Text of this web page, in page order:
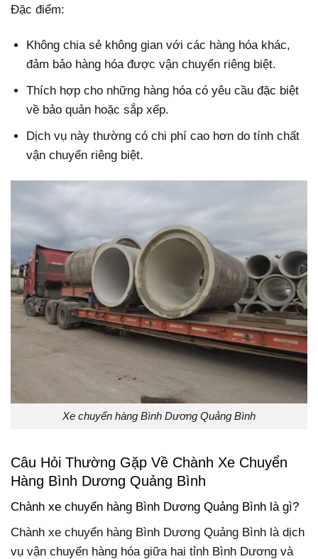
Đặc điểm:
Không chia sẻ không gian với các hàng hóa khác,
đảm bảo hàng hóa được vận chuyển riêng biệt.
Thích hợp cho những hàng hóa có yêu cầu đặc biệt
về bảo quản hoặc sắp xếp.
Dịch vụ này thường có chi phí cao hơn do tính chất
vận chuyển riêng biệt.
Xe chuyển hàng Bình Dương Quảng Bình
Câu Hỏi Thường Gặp Về Chành Xe Chuyển
Hàng Bình Dương Quảng Bình
Chành xe chuyển hàng Bình Dương Quảng Bình là gì?
Chành xe chuyển hàng Bình Dương Quảng Bình là dịch
vụ vận chuyển hàng hóa giữa hai tỉnh Bình Dương và